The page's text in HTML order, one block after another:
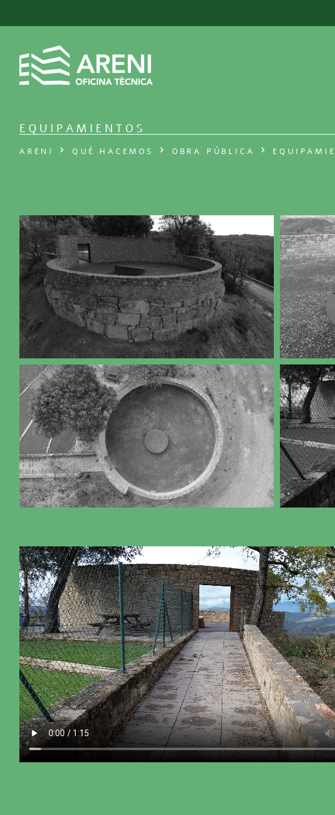
EQUIPAMIENTOS
ARENI QUÉ HACEMOS OBRA PÚBLICA